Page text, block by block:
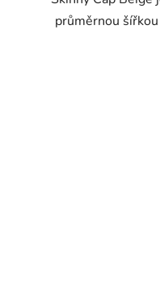
průměrnou